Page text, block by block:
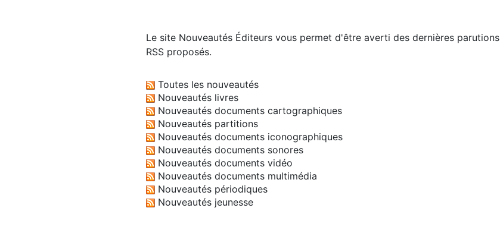
Le site Nouveautés Éditeurs vous permet d'être averti des dernières
RSS proposés.
Toutes les nouveautés
Nouveautés livres
Nouveautés documents cartographiques
Nouveautés partitions
Nouveautés documents iconographiques
Nouveautés documents sonores
Nouveautés documents vidéo
Nouveautés documents multimédia
Nouveautés périodiques
Nouveautés jeunesse